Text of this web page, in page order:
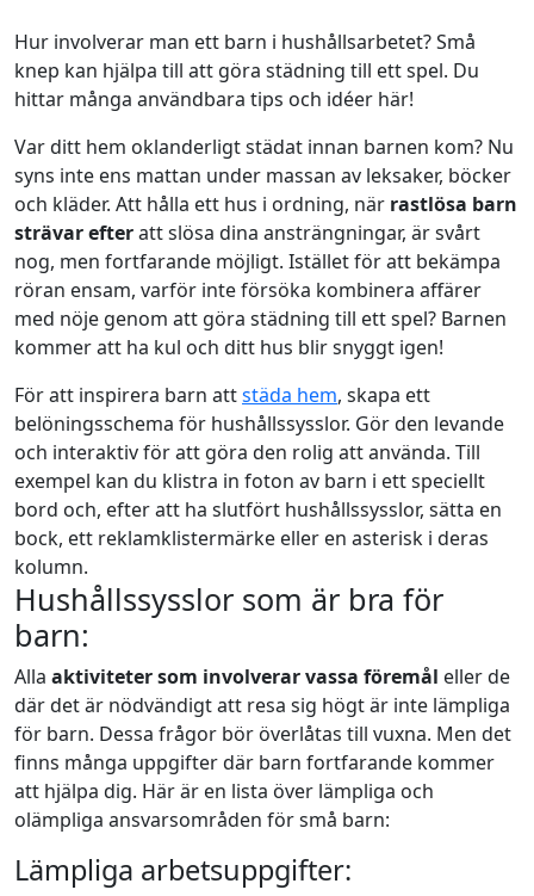
Hur involverar man ett barn i hushållsarbetet? Små
knep kan hjälpa till att göra städning till ett spel. Du
hittar många användbara tips och idéer här!
Var ditt hem oklanderligt städat innan barnen kom? Nu
syns inte ens mattan under massan av leksaker, böcker
och kläder. Att hålla ett hus i ordning, när rastlösa barn
strävar efteratt slösa dina ansträngningar, är svårt
nog, men fortfarande möjligt. Istället för att bekämpa
röran ensam, varför inte försöka kombinera affärer
med nöje genom att göra städning till ett spel? Barnen
kommer att ha kul och ditt hus blir snyggt igen!
För att inspirera barn attstäda hem, skapa ett
belöningsschema för hushållssysslor. Gör den levande
och interaktiv för att göra den rolig att använda. Till
exempel kan du klistra in foton av barn i ett speciellt
bord och, efter att ha slutfört hushållssysslor, sätta en
bock, ett reklamklistermärke eller en asterisk i deras
kolumn.
Hushållssysslor som är bra för
barn:
Alla aktiviteter som involverar vassa föremål eller de
där det är nödvändigt att resa sig högt är inte lämpliga
för barn. Dessa frågor bör överlåtas till vuxna. Men det
finns många uppgifter där barn fortfarande kommer
att hjälpa dig. Här är en lista över lämpliga och
olämpliga ansvarsområden för små barn:
Lämpliga arbetsuppgifter: